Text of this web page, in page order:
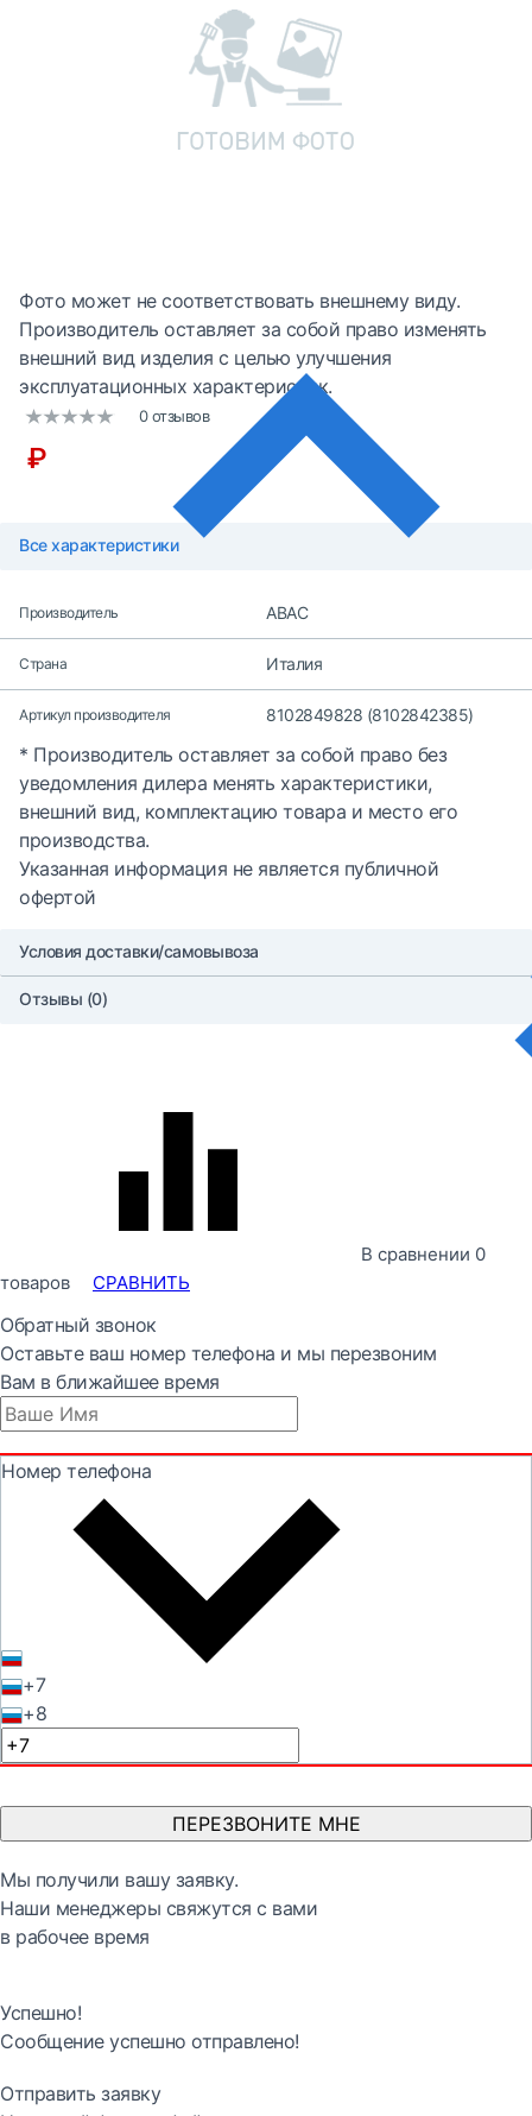
Фото может не соответствовать внешнему виду.
Производитель оставляет за собой право изменять
внешний вид изделия с целью улучшения
эксплуатационных характеристик.
0 отзывов
₽
Все характеристики
Производитель ABAC
Страна Италия
Артикул производителя 8102849828 (8102842385)
* Производитель оставляет за собой право без
уведомления дилера менять характеристики,
внешний вид, комплектацию товара и место его
производства.
Указанная информация не является публичной
офертой
Условия доставки/самовывоза
Отзывы (0)
В сравнении 0
товаров
СРАВНИТЬ
Обратный звонок
Оставьте ваш номер телефона и мы перезвоним
Вам в ближайшее время
Номер телефона
+7
+8
ПЕРЕЗВОНИТЕ МНЕ
Мы получили вашу заявку.
Наши менеджеры свяжутся с вами
в рабочее время
Успешно!
Сообщение успешно отправлено!
Отправить заявку